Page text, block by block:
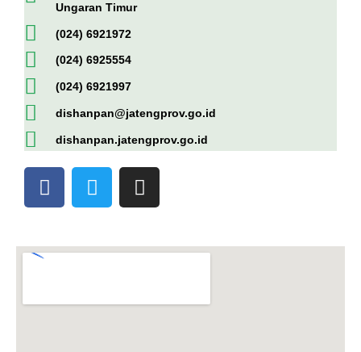
Ungaran Timur
(024) 6921972
(024) 6925554
(024) 6921997
dishanpan@jatengprov.go.id
dishanpan.jatengprov.go.id
F
a
b
T
w
t
I
n
a